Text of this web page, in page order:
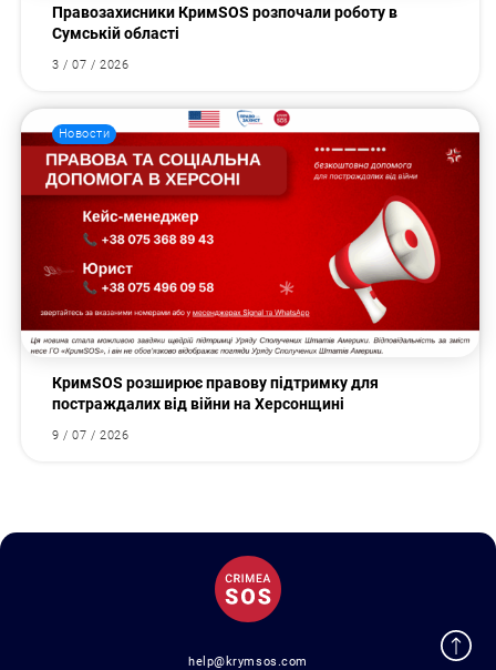
Правозахисники КримSOS розпочали роботу в
Сумській області
3 / 07 / 2026
Новости
КримSOS розширює правову підтримку для
постраждалих від війни на Херсонщині
9 / 07 / 2026
help@krymsos.com